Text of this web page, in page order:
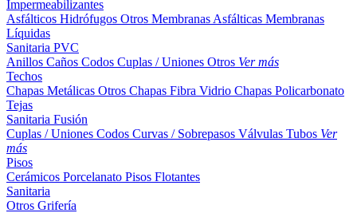
Impermeabilizantes
Asfálticos Hidrófugos Otros Membranas Asfálticas Membranas
Líquidas
Sanitaria PVC
Anillos Caños Codos Cuplas / Uniones Otros Ver más
Techos
Chapas Metálicas Otros Chapas Fibra Vidrio Chapas Policarbonato
Tejas
Sanitaria Fusión
Cuplas / Uniones Codos Curvas / Sobrepasos Válvulas Tubos Ver
más
Pisos
Cerámicos Porcelanato Pisos Flotantes
Sanitaria
Otros Grifería